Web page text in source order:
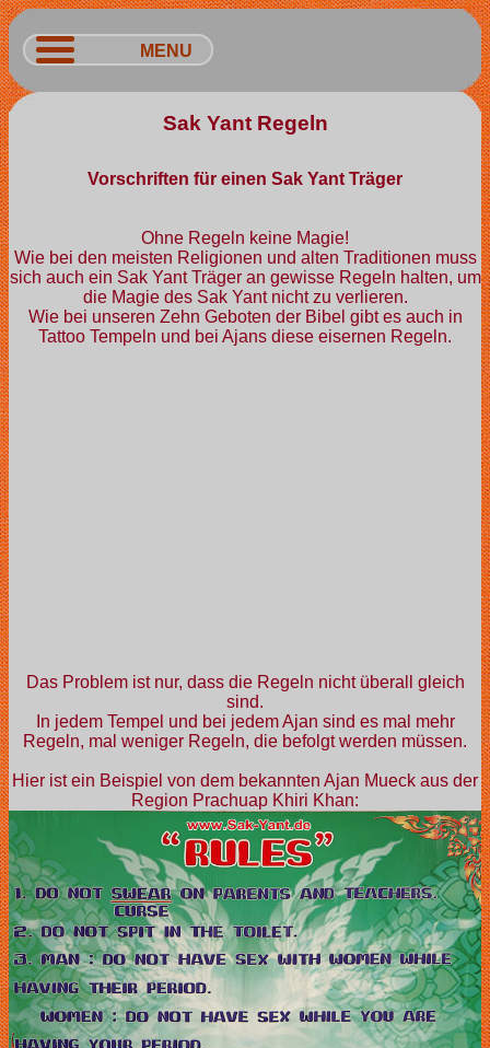
MENU
Sak Yant Regeln
Vorschriften für einen Sak Yant Träger
Ohne Regeln keine Magie!
Wie bei den meisten Religionen und alten Traditionen muss
sich auch ein Sak Yant Träger an gewisse Regeln halten, um
die Magie des Sak Yant nicht zu verlieren.
Wie bei unseren Zehn Geboten der Bibel gibt es auch in
Tattoo Tempeln und bei Ajans diese eisernen Regeln.
Das Problem ist nur, dass die Regeln nicht überall gleich
sind.
In jedem Tempel und bei jedem Ajan sind es mal mehr
Regeln, mal weniger Regeln, die befolgt werden müssen.
Hier ist ein Beispiel von dem bekannten Ajan Mueck aus der
Region Prachuap Khiri Khan: